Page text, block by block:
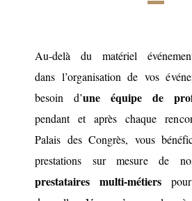
Au-delà du matériel
dans l’organisation de vos
besoin d’une équipe de
pendant et après chaque
Palais des Congrès, vous
prestations sur mesure de
prestataires multi-métiers